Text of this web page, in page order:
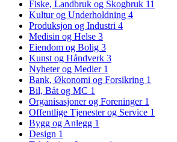
Fiske, Landbruk og Skogbruk 11
Kultur og Underholdning 4
Produksjon og Industri 4
Medisin og Helse 3
Eiendom og Bolig 3
Kunst og Håndverk 3
Nyheter og Medier 1
Bank, Økonomi og Forsikring 1
Bil, Båt og MC 1
Organisasjoner og Foreninger 1
Offentlige Tjenester og Service 1
Bygg og Anlegg 1
Design 1